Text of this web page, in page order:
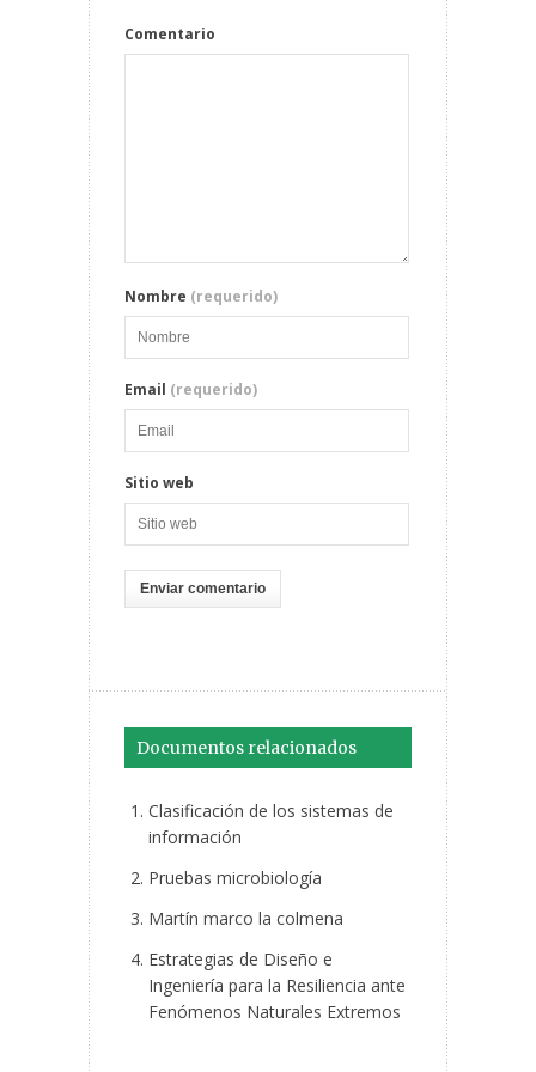
Comentario
Nombre (requerido)
Email (requerido)
Sitio web
Documentos relacionados
Clasificación de los sistemas de
información
Pruebas microbiología
Martín marco la colmena
Estrategias de Diseño e
Ingeniería para la Resiliencia ante
Fenómenos Naturales Extremos